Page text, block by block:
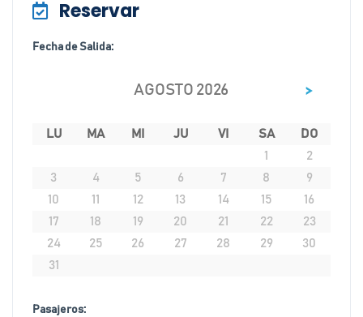
Reservar
Fecha de Salida:
AGOSTO 2026 >
LU MA MI JU VI SA
DO
1
2
3
4 5 6 7 8
9
10
11 12 13 14 15
16
17
18 19 20 21 22
23
24
25 26 27 28 29
30
31
Pasajeros: